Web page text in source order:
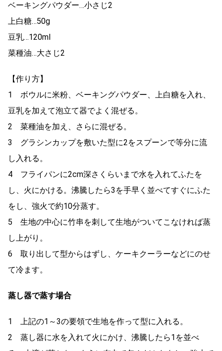
ベーキングパウダー…小さじ2
上白糖…50g
豆乳…120ml
菜種油…大さじ2
【作り方】
1 ボウルに米粉、ベーキングパウダー、上白糖を入れ、
豆乳を加えて泡立て器でよく混ぜる。
2 菜種油を加え、さらに混ぜる。
3 グラシンカップを敷いた型に2をスプーンで等分に流
し入れる。
4 フライパンに2cm深さくらいまで水を入れてふたを
し、火にかける。沸騰したら3を手早く並べてすぐにふた
をし、強火で約10分蒸す。
5 生地の中心に竹串を刺して生地がついてこなければ蒸
し上がり。
6 取り出して型からはずし、ケーキクーラーなどにのせ
て冷ます。
蒸し器で蒸す場合
1 上記の1～3の要領で生地を作って型に入れる。
2 蒸し器に水を入れて火にかけ、沸騰したら1を並べ